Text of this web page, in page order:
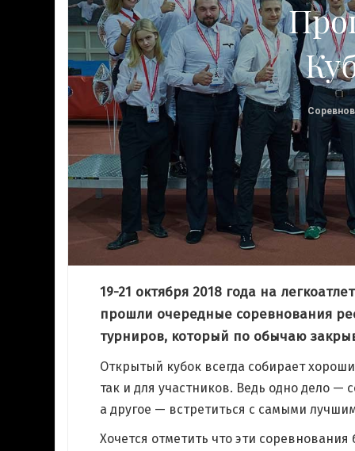
21.04.2019 38031
изучение
детского ушу со
школой
Wudeschool
19-21 октября 2018 года на
прошли очередные соревнования
турниров, который по обычаю
Открытый кубок всегда собирает
так и для участников. Ведь одно дело —
а другое — встретиться с самыми
Хочется отметить что эти